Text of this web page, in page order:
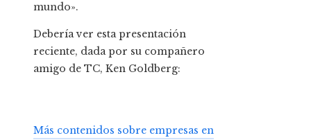
mundo».
Debería ver esta presentación
reciente, dada por su compañero
amigo de TC, Ken Goldberg:
Más contenidos sobre empresas en